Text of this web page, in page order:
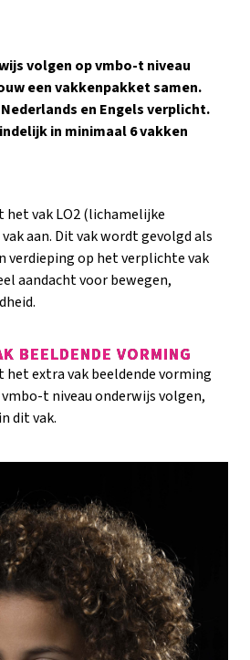
volgen op vmbo-t niveau
een vakkenpakket samen.
en Engels verplicht.
in minimaal 6 vakken
het vak LO2 (lichamelijke
aan. Dit vak wordt gevolgd als
verdieping op het verplichte vak
aandacht voor bewegen,
BEELDENDE VORMING
het extra vak beeldende vorming
t niveau onderwijs volgen,
dit vak.